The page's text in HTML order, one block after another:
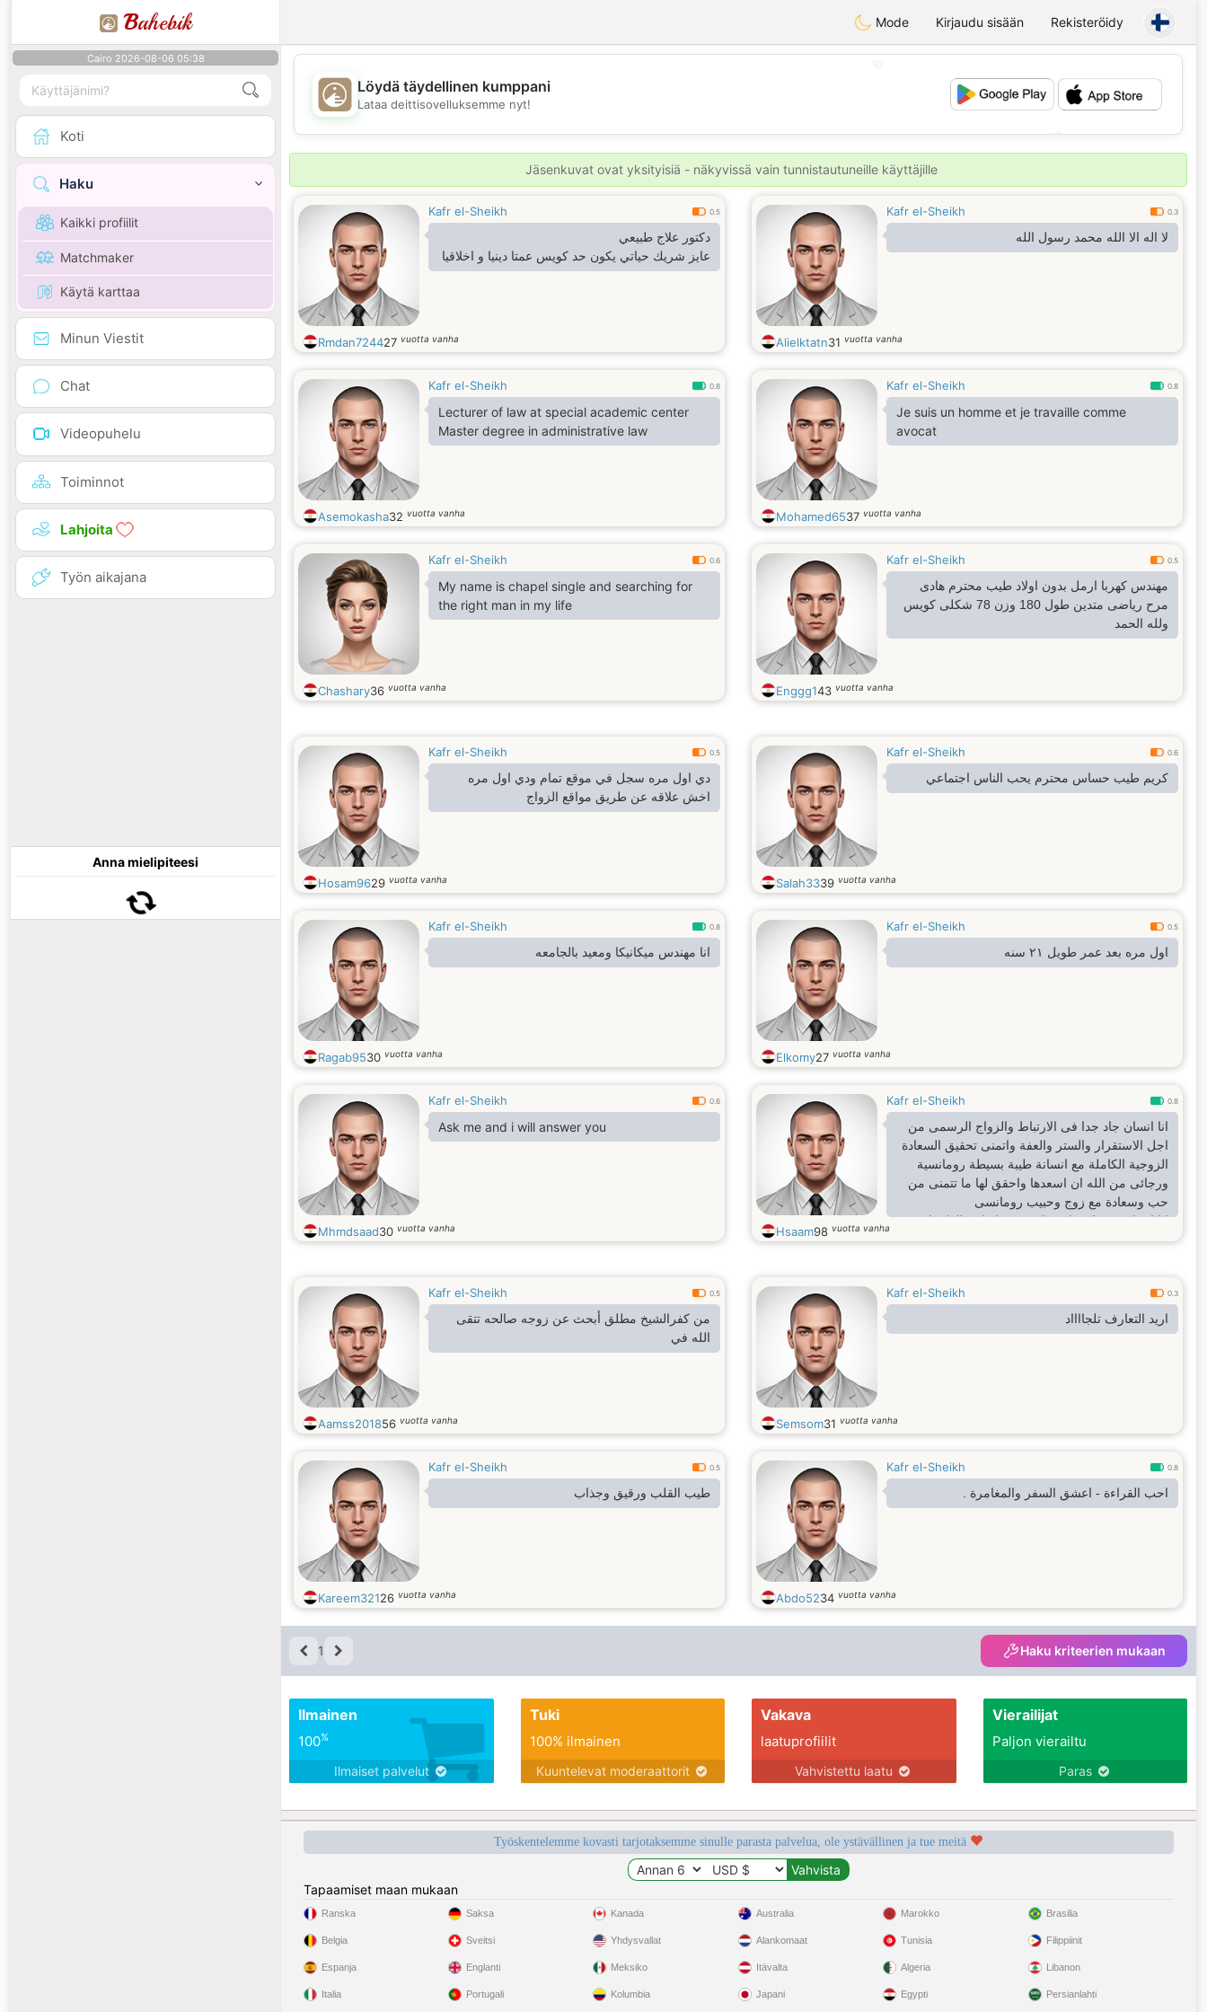
Bahebik Mode Kirjaudu sisään Rekisteröidy
Cairo 2026-08-06 05:38
Koti
Haku
Kaikki profiilit
Matchmaker
Käytä karttaa
Minun Viestit
Chat
Videopuhelu
Toiminnot
Lahjoita
Työn aikajana
Anna mielipiteesi
💕
Löydä täydellinen kumppani
Lataa deittisovelluksemme nyt!
Jäsenkuvat ovat yksityisiä - näkyvissä vain tunnistautuneille käyttäjille
Kafr el-Sheikh 0.5
دكتور علاج طبيعي
عايز شريك حياتي يكون حد كويس عمتا دينيا و اخلاقيا
Rmdan724427 vuotta vanha
Kafr el-Sheikh 0.3
لا اله الا الله محمد رسول الله
Alielktatn31 vuotta vanha
Kafr el-Sheikh 0.8
Lecturer of law at special academic center
Master degree in administrative law
Asemokasha32 vuotta vanha
Kafr el-Sheikh 0.8
Je suis un homme et je travaille comme
avocat
Mohamed6537 vuotta vanha
Kafr el-Sheikh 0.6
My name is chapel single and searching for
the right man in my life
Chashary36 vuotta vanha
Kafr el-Sheikh 0.5
مهندس كهربا ارمل بدون اولاد طيب محترم هادى
مرح رياضى متدين طول 180 وزن 78 شكلى كويس
ولله الحمد
Enggg143 vuotta vanha
Kafr el-Sheikh 0.5
دي اول مره سجل في موقع تمام ودي اول مره
اخش علاقه عن طريق مواقع الزواج
Hosam9629 vuotta vanha
Kafr el-Sheikh 0.6
كريم طيب حساس محترم يحب الناس اجتماعي
Salah3339 vuotta vanha
Kafr el-Sheikh 0.8
انا مهندس ميكانيكا ومعيد بالجامعه
Ragab9530 vuotta vanha
Kafr el-Sheikh 0.5
اول مره بعد عمر طويل ٢١ سنه
Elkomy27 vuotta vanha
Kafr el-Sheikh 0.6
Ask me and i will answer you
Mhmdsaad30 vuotta vanha
Kafr el-Sheikh 0.8
انا انسان جاد جدا فى الارتباط والزواج الرسمى من
اجل الاستقرار والستر والعفة واتمنى تحقيق السعادة
الزوجية الكاملة مع انسانة طيبة بسيطة رومانسية
ورجائى من الله ان اسعدها واحقق لها ما تتمنى من
حب وسعادة مع زوج وحبيب رومانسى
انا انسان بسيط جدا رومانسى جدا هادئ الطبع اتمنى
الاستقرار وحياه زوجية سعيدة يلؤها الحب
Hsaam98 vuotta vanha
Kafr el-Sheikh 0.5
من كفرالشيخ مطلق أبحث عن زوجه صالحه تتقى
الله في
Aamss201856 vuotta vanha
Kafr el-Sheikh 0.3
اريد التعارف تلجااااد
Semsom31 vuotta vanha
Kafr el-Sheikh 0.5
طيب القلب ورقيق وجذاب
Kareem32126 vuotta vanha
Kafr el-Sheikh 0.8
احب القراءة - اعشق السفر والمغامرة .
Abdo5234 vuotta vanha
1 Haku kriteerien mukaan
Ilmainen
100%
Ilmaiset palvelut
Tuki
100% ilmainen
Kuuntelevat moderaattorit
Vakava
laatuprofiilit
Vahvistettu laatu
Vierailijat
Paljon vierailtu
Paras
Työskentelemme kovasti tarjotaksemme sinulle parasta palvelua, ole ystävällinen ja tue meitä
Tapaamiset maan mukaan
Ranska
Belgia
Espanja
Italia
Saksa
Sveitsi
Englanti
Portugali
Kanada
Yhdysvallat
Meksiko
Kolumbia
Australia
Alankomaat
Itävalta
Japani
Marokko
Tunisia
Algeria
Egypti
Brasilia
Filippiinit
Libanon
Persianlahti